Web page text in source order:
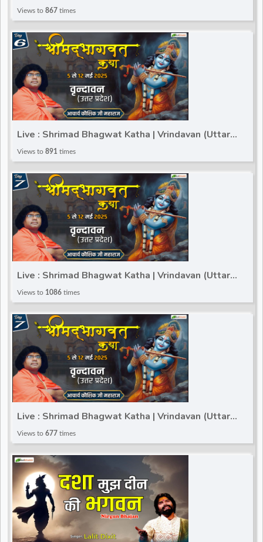
Pradesh) | Acharya Kaushik Ji Maharaj | Day 5
Views to 867 times
Live : Shrimad Bhagwat Katha | Vrindavan (Uttar
Pradesh) | Acharya Kaushik Ji Maharaj | Day 6
Views to 891 times
Live : Shrimad Bhagwat Katha | Vrindavan (Uttar
Pradesh) | Acharya Kaushik Ji Maharaj | Day 7
Views to 1086 times
Live : Shrimad Bhagwat Katha | Vrindavan (Uttar
Pradesh) | Acharya Kaushik Ji Maharaj | Day 8
Views to 677 times